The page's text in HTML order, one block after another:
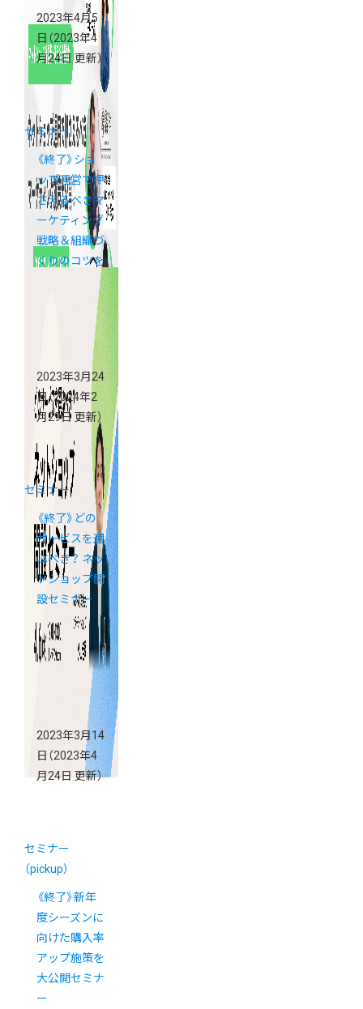
2023年4月5
日 （2023年4
月24日 更新）
セミナー
《終了》ショ
ップ運営で押
さえるべきマ
ーケティング
戦略＆組織づ
くりのコツを
2023年3月24
日（2024年2
月29日 更新）
セミナー
《終了》どの
サービスを選
ぶべき？ ネッ
トショップ開
設セミナー
2023年3月14
日 （2023年4
月24日 更新）
セミナー
（pickup）
《終了》新年
度シーズンに
向けた購入率
アップ施策を
大公開セミナ
ー